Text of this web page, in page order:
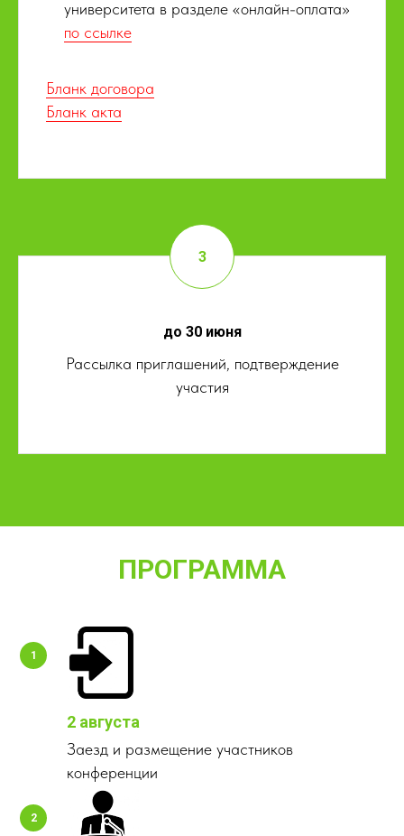
университета в разделе «онлайн-оплата»
по ссылке
Бланк договора
Бланк акта
до 30 июня
Рассылка приглашений, подтверждение
участия
ПРОГРАММА
2 августа
Заезд и размещение участников
конференции